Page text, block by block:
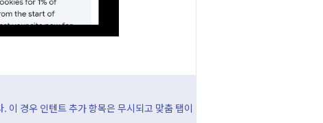
경우 인텐트 추가 항목은 무시되고 맞춤 탭이